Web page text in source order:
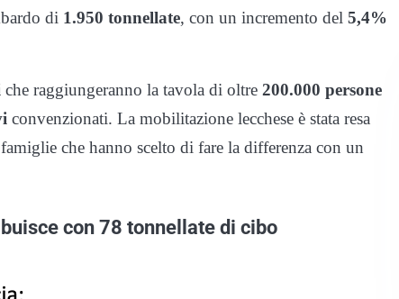
di 1.950 tonnellate, con un incremento del 5,4%
che raggiungeranno la tavola di oltre 200.000 persone
convenzionati. La mobilitazione lecchese è stata resa
che hanno scelto di fare la differenza con un
con 78 tonnellate di cibo